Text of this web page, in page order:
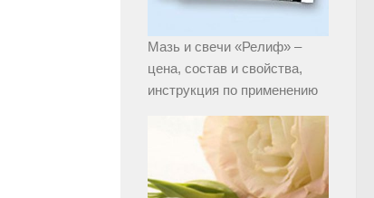
Мазь и свечи «Релиф» –
цена, состав и свойства,
инструкция по применению